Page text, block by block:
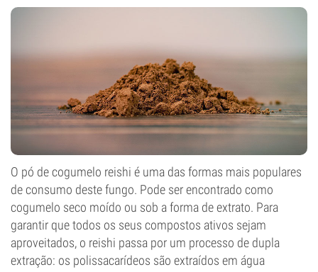
O pó de cogumelo reishi é uma das formas mais populares
de consumo deste fungo. Pode ser encontrado como
cogumelo seco moído ou sob a forma de extrato. Para
garantir que todos os seus compostos ativos sejam
aproveitados, o reishi passa por um processo de dupla
extração: os polissacarídeos são extraídos em água